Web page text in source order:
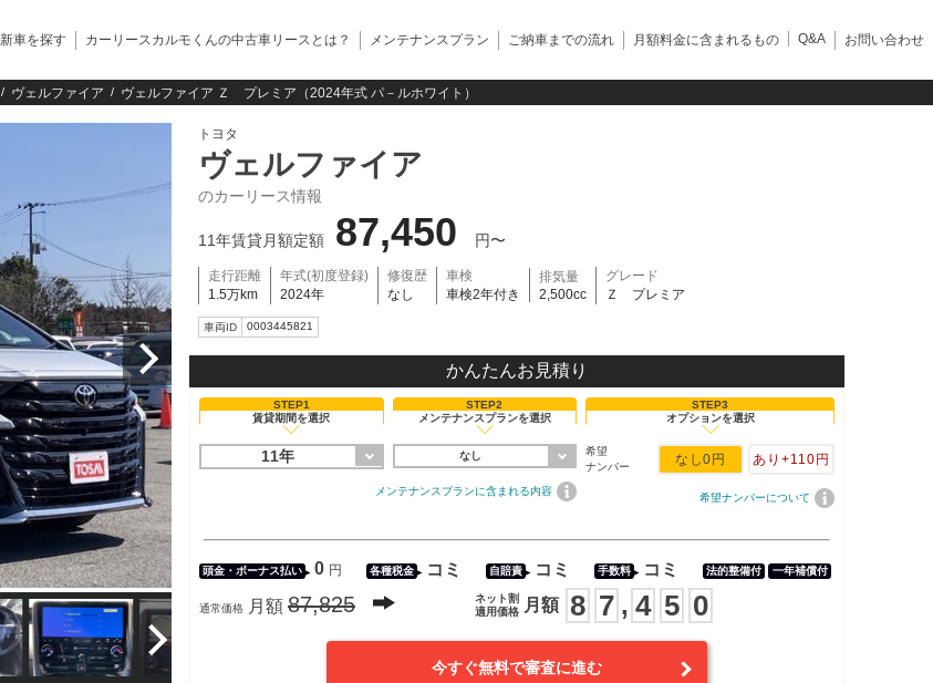
新車を探す カーリースカルモくんの中古車リースとは？ メンテナンスプラン ご納車までの流れ 月額料金に含まれるもの Q&A お問い合わせ
ヴェルファイア ヴェルファイア Ｚ プレミア（2024年式 パ－ルホワイト）
トヨタ
ヴェルファイア
のカーリース情報
11年賃貸月額定額 87,450 円〜
走行距離
1.5万km
年式(初度登録)
2024年
修復歴
なし
車検
車検2年付き
排気量
2,500cc
グレード
Ｚ プレミア
車両ID 0003445821
かんたんお見積り
STEP1
賃貸期間を選択
11年
STEP2
メンテナンスプランを選択
なし
メンテナンスプランに含まれる内容
STEP3
オプションを選択
希望
ナンバー
なし0円 あり +110円
希望ナンバーについて
頭金・ボーナス払い 0 円 各種税金 コミ 自賠責 コミ 手数料 コミ 法的整備付 一年補償付
通常価格 月額 87,825
ネット割
適用価格
月額 8 7 , 4 5 0
今すぐ無料で審査に進む